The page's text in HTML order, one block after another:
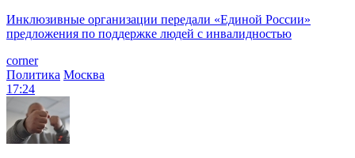
Инклюзивные организации передали «Единой России»
предложения по поддержке людей с инвалидностью
corner
Политика Москва
17:24